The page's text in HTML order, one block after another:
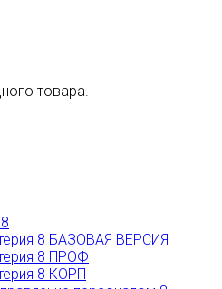
товара.
8 БАЗОВАЯ ВЕРСИЯ
8 ПРОФ
8 КОРП